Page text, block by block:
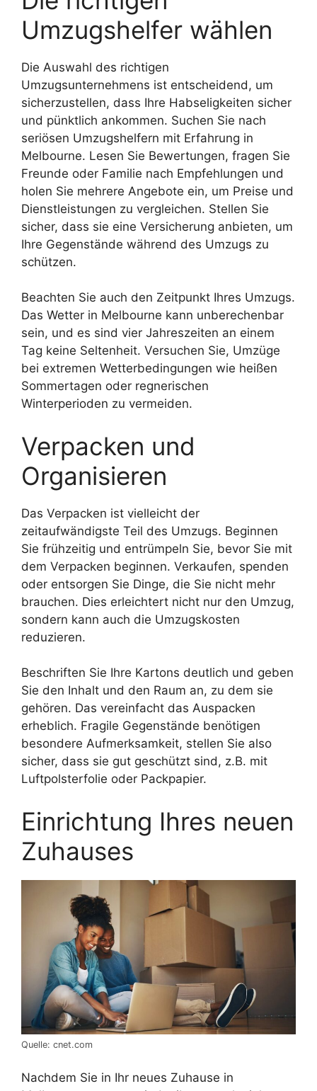
Umzugshelfer wählen
Die Auswahl des richtigen
Umzugsunternehmens ist entscheidend, um
sicherzustellen, dass Ihre Habseligkeiten sicher
und pünktlich ankommen. Suchen Sie nach
seriösen Umzugshelfern mit Erfahrung in
Melbourne. Lesen Sie Bewertungen, fragen Sie
Freunde oder Familie nach Empfehlungen und
holen Sie mehrere Angebote ein, um Preise und
Dienstleistungen zu vergleichen. Stellen Sie
sicher, dass sie eine Versicherung anbieten, um
Ihre Gegenstände während des Umzugs zu
schützen.
Beachten Sie auch den Zeitpunkt Ihres Umzugs.
Das Wetter in Melbourne kann unberechenbar
sein, und es sind vier Jahreszeiten an einem
Tag keine Seltenheit. Versuchen Sie, Umzüge
bei extremen Wetterbedingungen wie heißen
Sommertagen oder regnerischen
Winterperioden zu vermeiden.
Verpacken und
Organisieren
Das Verpacken ist vielleicht der
zeitaufwändigste Teil des Umzugs. Beginnen
Sie frühzeitig und entrümpeln Sie, bevor Sie mit
dem Verpacken beginnen. Verkaufen, spenden
oder entsorgen Sie Dinge, die Sie nicht mehr
brauchen. Dies erleichtert nicht nur den Umzug,
sondern kann auch die Umzugskosten
reduzieren.
Beschriften Sie Ihre Kartons deutlich und geben
Sie den Inhalt und den Raum an, zu dem sie
gehören. Das vereinfacht das Auspacken
erheblich. Fragile Gegenstände benötigen
besondere Aufmerksamkeit, stellen Sie also
sicher, dass sie gut geschützt sind, z.B. mit
Luftpolsterfolie oder Packpapier.
Einrichtung Ihres neuen
Zuhauses
Quelle: cnet.com
Nachdem Sie in Ihr neues Zuhause in